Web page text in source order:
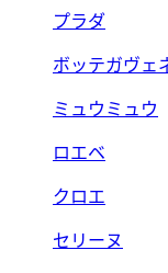
プラダ
ボッテガヴェ
ミュウミュウ
ロエベ
クロエ
セリーヌ